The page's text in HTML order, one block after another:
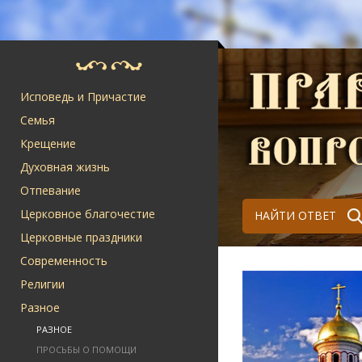
Исповедь и Причастие
Семья
Крещение
Духовная жизнь
Отпевание
Церковное благочестие
Церковные праздники
Современность
Религии
Разное
РАЗНОЕ
ПРОСЬБЫ О ПОМОЩИ
НАЙТИ ОТВЕТ